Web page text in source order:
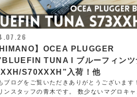
】OCEA PLUGGER
TUNA l ブルーフィンツ
S70XXXH”入荷！他
ブログをご覧いただきありがとうございます
ンスタッフの青木です。 数少ないマグロキャ